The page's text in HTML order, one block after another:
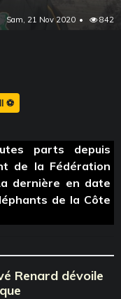
Sam, 21 Nov 2020 842
⚽️
parts depuis
de la Fédération
dernière en date
de la Côte
Renard dévoile